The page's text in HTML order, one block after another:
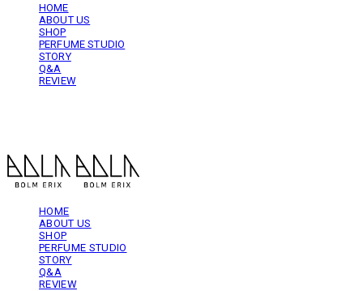
HOME
ABOUT US
SHOP
PERFUME STUDIO
STORY
Q&A
REVIEW
HOME
ABOUT US
SHOP
PERFUME STUDIO
STORY
Q&A
REVIEW